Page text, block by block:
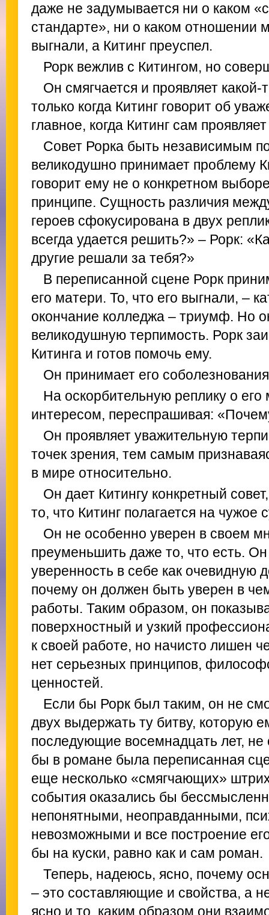
даже не задумывается ни о каком
стандарте», ни о каком отношении
выгнали, а Китинг преуспел.
Рорк вежлив с Китингом, но
Он смягчается и проявляет
только когда Китинг говорит об
главное, когда Китинг сам
Совет Рорка быть независимым
великодушно принимает проблему
говорит ему не о конкретном
принципе. Сущность различия
героев сфокусирована в двух
всегда удается решить?» – Рорк:
другие решали за тебя?»
В переписанной сцене Рорк
его матери. То, что его выгнали, –
окончание колледжа – триумф. Но
великодушную терпимость. Рорк
Китинга и готов помочь ему.
Он принимает его
На оскорбительную реплику о его
интересом, переспрашивая:
Он проявляет уважительную
точек зрения, тем самым
в мире относительно.
Он дает Китингу конкретный
то, что Китинг полагается на чужое
Он не особенно уверен в своем
преуменьшить даже то, что есть.
уверенность в себе как очевидную
почему он должен быть уверен в
работы. Таким образом, он
поверхностный и узкий
к своей работе, но начисто лишен
нет серьезных принципов,
ценностей.
Если бы Рорк был таким, он не
двух выдержать ту битву, которую
последующие восемнадцать лет,
бы в романе была переписанная
еще несколько «смягчающих»
события оказались бы
непонятными, неоправданными,
невозможными и все построение
бы на куски, равно как и сам роман.
Теперь, надеюсь, ясно, почему
– это составляющие и свойства, а
ясно и то, каким образом они